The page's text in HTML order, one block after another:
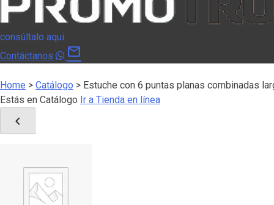
consúltalo aquí
Contáctanos
mail
Home > Catálogo > Estuche con 6 puntas planas combinadas
Estás en Catálogo Ir a Tienda en línea
chevron_left